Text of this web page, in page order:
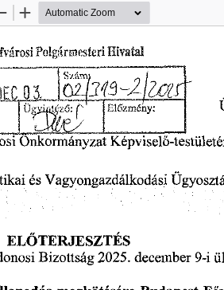
Zoom
Zoom
Polgármesteri Hivatal
Előzmény:
Önkormányzat Képviselő-
és Vagyongazdálkodási
ELŐTERJESZTÉS
Bizottság 2025. december 9-i